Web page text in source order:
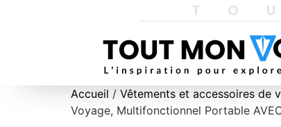
Accueil / Vêtements et accessoires de
Voyage, Multifonctionnel Portable